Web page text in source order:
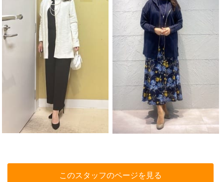
このスタッフのページを見る